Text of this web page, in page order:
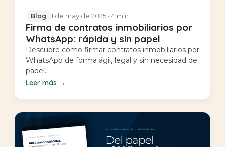
Blog 1 de may de 2025 · 4 min
Firma de contratos inmobiliarios por
WhatsApp: rápida y sin papel
Descubre cómo firmar contratos inmobiliarios por
WhatsApp de forma ágil, legal y sin necesidad de
papel.
Leer más →